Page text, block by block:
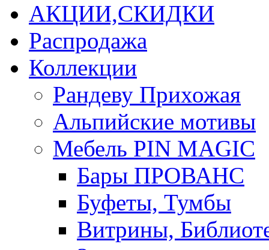
АКЦИИ,СКИДКИ
Распродажа
Коллекции
Рандеву Прихожая
Альпийские мотивы
Мебель PIN MAGIС
Бары ПРОВАНС
Буфеты, Тумбы
Витрины,